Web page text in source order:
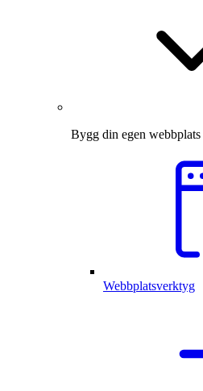
Bygg din egen webbplats
Webbplatsverktyg